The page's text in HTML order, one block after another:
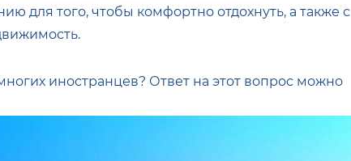
для того, чтобы комфортно отдохнуть, а также с
иностранцев? Ответ на этот вопрос можно